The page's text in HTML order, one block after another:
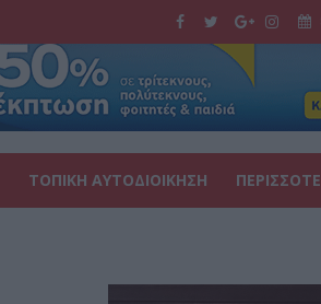
ΤΟΠΙΚΗ ΑΥΤΟΔΙΟΙΚΗΣΗ